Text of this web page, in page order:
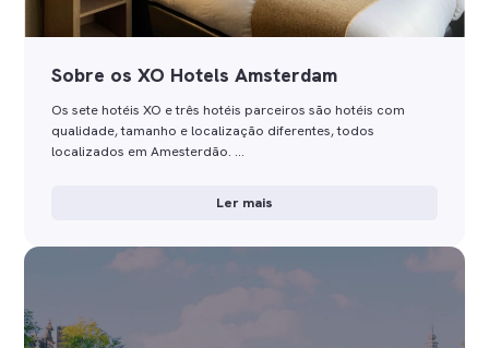
Sobre os XO Hotels Amsterdam
Os sete hotéis XO e três hotéis parceiros são hotéis com
qualidade, tamanho e localização diferentes, todos
localizados em Amesterdão. …
Ler mais